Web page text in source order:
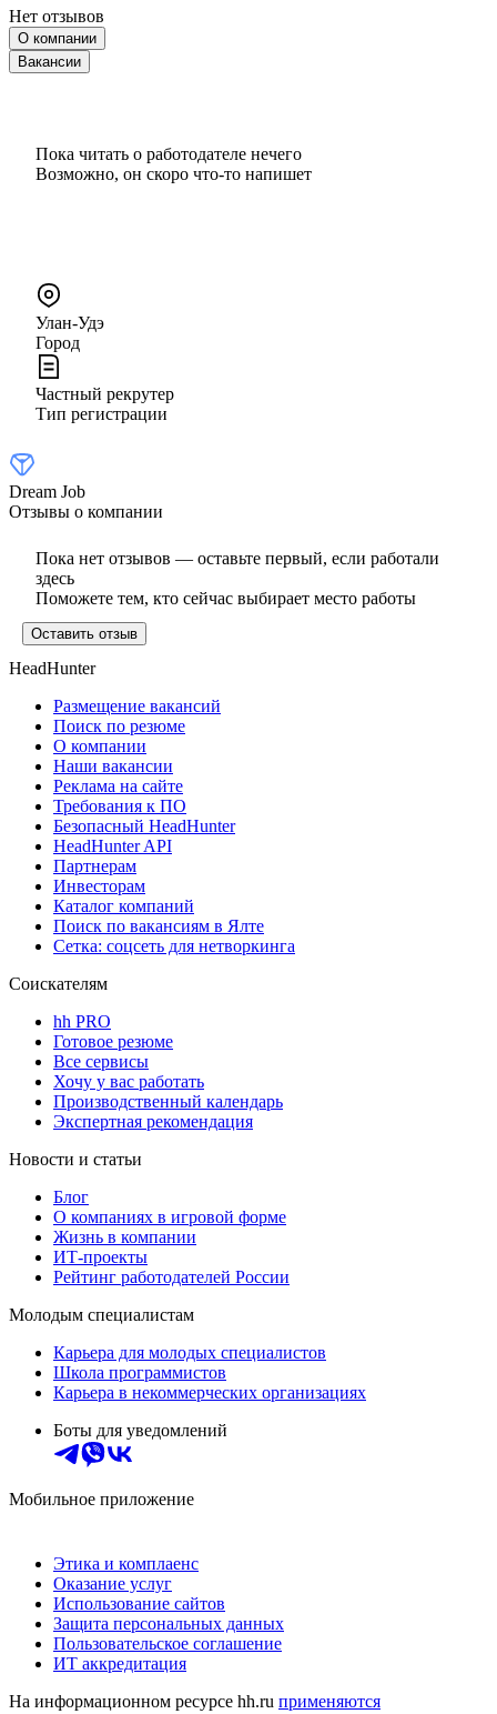
Нет отзывов
О компании
Вакансии
Пока читать о работодателе нечего
Возможно, он скоро что‑то напишет
Улан-Удэ
Город
Частный рекрутер
Тип регистрации
Dream Job
Отзывы о компании
Пока нет отзывов — оставьте первый, если работали
здесь
Поможете тем, кто сейчас выбирает место работы
Оставить отзыв
HeadHunter
Размещение вакансий
Поиск по резюме
О компании
Наши вакансии
Реклама на сайте
Требования к ПО
Безопасный HeadHunter
HeadHunter API
Партнерам
Инвесторам
Каталог компаний
Поиск по вакансиям в Ялте
Сетка: соцсеть для нетворкинга
Соискателям
hh PRO
Готовое резюме
Все сервисы
Хочу у вас работать
Производственный календарь
Экспертная рекомендация
Новости и статьи
Блог
О компаниях в игровой форме
Жизнь в компании
ИТ-проекты
Рейтинг работодателей России
Молодым специалистам
Карьера для молодых специалистов
Школа программистов
Карьера в некоммерческих организациях
Боты для уведомлений
Мобильное приложение
Этика и комплаенс
Оказание услуг
Использование сайтов
Защита персональных данных
Пользовательское соглашение
ИТ аккредитация
На информационном ресурсе hh.ru применяются